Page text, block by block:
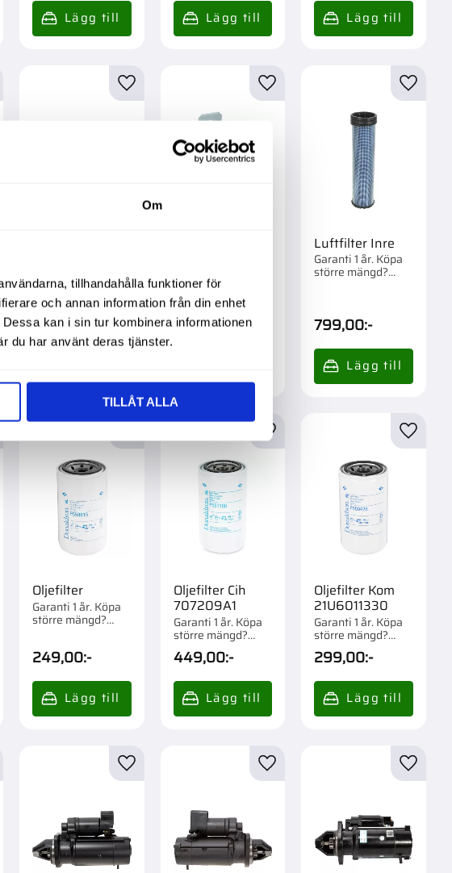
Om
tillhandahålla funktioner för
och annan information från din enhet
kan i sin tur kombinera informationen
du har använt deras tjänster.
TILLÅT ALLA
till i favoriter
Förpackad om 1 st.
319,00:-
Lägg till i favoriter
Garanti 1 år. Köpa
större mängd?
Förpackad om 1 st.
369,00:-
Lägg till i favoriter
Luftfilter Inre
Garanti 1 år. Köpa
större mängd?
799,00:-
Lägg
till i favoriter
Oljefilter
Garanti 1 år. Köpa
större mängd?
249,00:-
Lägg till i favoriter
Oljefilter Cih
707209A1
Garanti 1 år. Köpa
större mängd?
Förpackad om 1/12
st.
449,00:-
Lägg till i favoriter
Oljefilter Kom
21U6011330
Garanti 1 år. Köpa
större mängd?
Förpackad om 1/12
st.
299,00:-
Lägg
till i favoriter Lägg till i favoriter Lägg till i favoriter Lägg